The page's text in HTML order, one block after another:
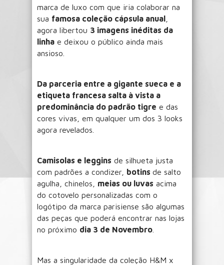
marca de luxo com que iria colaborar na
sua famosa coleção cápsula anual
agora libertou 3 imagens inéditas da
linha e deixou o público ainda mais
ansioso.
Da parceria entre a gigante sueca e a
etiqueta francesa salta à vista a
predominância do padrão tigre e das
cores vivas, em qualquer um dos 3 looks
agora revelados.
Camisolas e leggins de silhueta justa
com padrões a condizer, botins de salto
agulha, chinelos, meias ou luvas acima
do cotovelo personalizadas com o
logótipo da marca parisiense são algumas
das peças que poderá encontrar nas lojas
no próximo dia 3 de Novembro
Mas a singularidade da coleção H&M x